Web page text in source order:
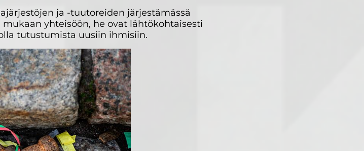
ja -tuutoreiden järjestämässä
yhteisöön, he ovat lähtökohtaisesti
tutustumista uusiin ihmisiin.